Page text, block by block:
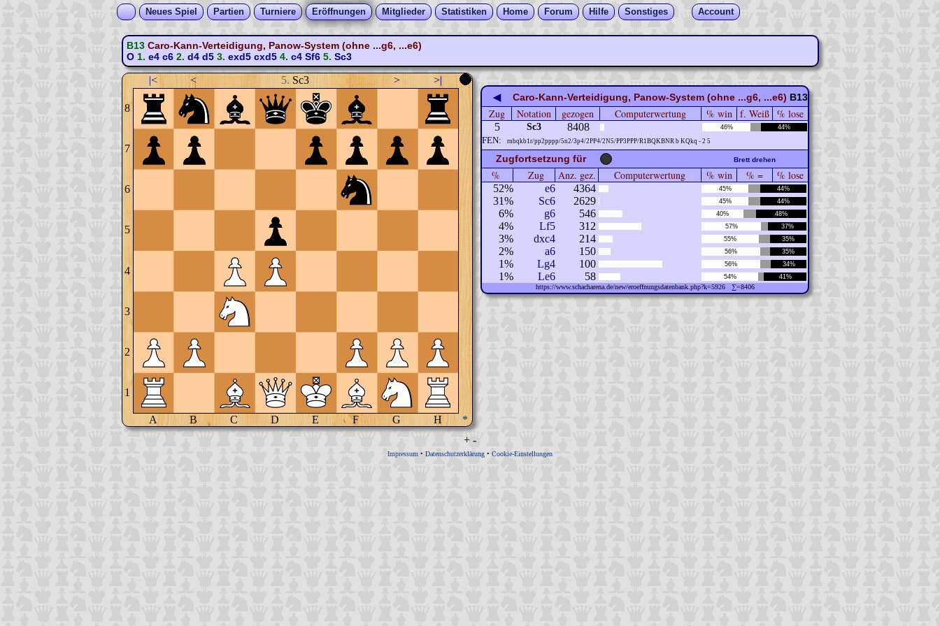
Neues Spiel Partien Turniere Eröffnungen Mitglieder Statistiken Home Forum Hilfe Sonstiges Account
B13 Caro-Kann-Verteidigung, Panow-System (ohne ...g6, ...e6)
O1. e4 c62. d4 d53. exd5 cxd54. c4 Sf65. Sc3
|< < 5. Sc3 > >|
8
7
6
5
4
3
2
1
A B C D E F G H *
◀ Caro-Kann-Verteidigung, Panow-System (ohne ...g6, ...e6) B13
Zug Notation gezogen Computerwertung % win f. Weiß % lose
5 Sc3 8408 46% 44%
FEN: rnbqkb1r/pp2pppp/5n2/3p4/2PP4/2N5/PP3PPP/R1BQKBNR b KQkq - 2 5
Zugfortsetzung für Brett drehen
% Zug Anz. gez. Computerwertung % win % = % lose
52% e6 4364 45% 44%
31% Sc6 2629 45% 44%
6% g6 546 40% 48%
4% Lf5 312 57% 37%
3% dxc4 214 55% 35%
2% a6 150 56% 35%
1% Lg4 100 56% 34%
1% Le6 58 54% 41%
https://www.schacharena.de/new/eroeffnungsdatenbank.php?k=5926 ∑=8406
+ -
Impressum • Datenschutzerklärung • Cookie-Einstellungen